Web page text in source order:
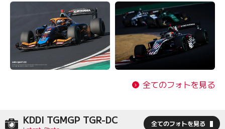
全てのフォトを見る
KDDI TGMGP TGR-DC 全てのフォトを見る